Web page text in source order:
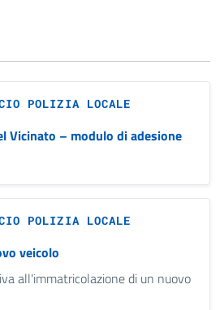
POLIZIA LOCALE
Vicinato – modulo di adesione
POLIZIA LOCALE
veicolo
all'immatricolazione di un nuovo